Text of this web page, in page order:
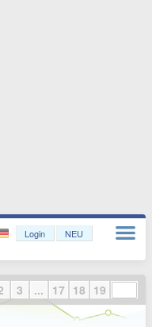
Login NEU
3 ... 17 18 19